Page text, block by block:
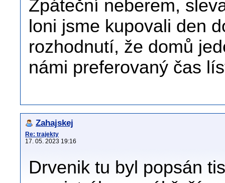
Zpáteční neberem,
loni jsme kupovali den
rozhodnutí, že domů
námi preferovaný čas
Zahajskej
Re: trajekty
17. 05. 2023 19:16
Drvenik tu byl popsán